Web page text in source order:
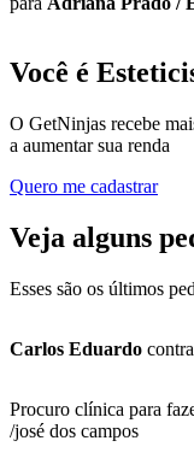
Você é
O GetNinjas recebe
a aumentar sua renda
Quero me cadastrar
Veja alguns
Esses são os últimos
Carlos Eduardo
Procuro clínica para
/josé dos campos